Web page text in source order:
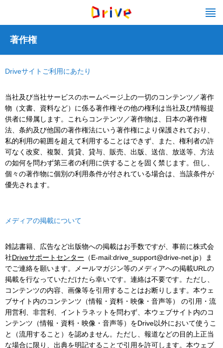
著作権
Driveサイトご利用にあたり
当社及び当社サービスのホームページ上の一切のコンテンツ／著作
物（文書、資料など）に係る著作権その他の権利は当社及び情報提
供者に帰属します。これらコンテンツ／著作物は、日本の著作権
法、条約及び他国の著作権法にいう著作権により保護されており、
私的利用の範囲を超えて利用することはできず、また、権利者の許
可なく改変、複製、賃貸、貸与、販売、出版、送信、放送等、方法
の如何を問わず第三者の利用に供することを固く禁じます。但し、
個々の著作物に個別の利用条件が付されている場合は、当該条件が
優先されます。
メディアの掲載について
雑誌書籍、広告など出版物への掲載はお手数ですが、事前に株式会
社Driveサポートセンター （E-mail:drive_support@drive-net.jp）ま
でご連絡を願います。メールマガジン等のメディアへの掲載URLの
掲載を行なっていただけたら幸いです。連絡は不要です。ただし、
コンテンツの内容、画像等を引用することはお断りします。本ウェ
ブサイト内のコンテンツ（情報・資料・映像・音声等） の引用・流
用営利、非営利、イントラネットを問わず、本ウェブサイト内のコ
ンテンツ（情報・資料・映像・音声等）をDrive以外において使うこ
と（流用すること）を認めません。ただし、報道などの目的上正当
な場合に限り、出典を明記することで引用を許可します。本ウェブ